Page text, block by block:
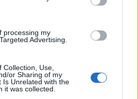
processing my
Advertising.
Use,
or Sharing of my
Is Unrelated with the
it was collected.